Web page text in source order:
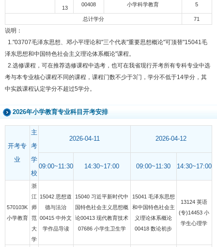
13
00408 小学科学教育 5
总计学分 71
说明：
1."03707毛泽东思想、邓小平理论和"三个代表"重要思想概论"可顶替"15041毛
泽东思想和中国特色社会主义理论体系概论"课程。
2.选修课程，可在推荐选修课程中选考，也可在我省现行开考所有专科专业中选
考与本专业核心课程不同的课程，课程门数不少于3门，学分不低于14学分，其
中实践课程认定学分不超过5学分。
2026年小学教育专业科目开考安排
开考专
业
主
考
学
校
2026-04-11 2026-04-12
09:00~11:30 14:30~17:00 09:00~11:30 14:30~17:00
570103K
小学教育
浙
江
师
范
大
学
15042 思想道
德与法治
00415 中外文
学作品导读
15040 习近平新时代中
国特色社会主义思想概
论00413 现代教育技术
07686 小学生卫生学
15041 毛泽东思想
和中国特色社会主
义理论体系概论
00418 数论初步
13124 英语
(专)14453 小
学生心理学